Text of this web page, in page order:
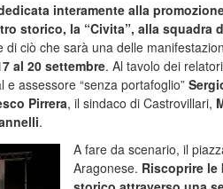
interamente alla
storico, la “Civita”, alla squadra
di ciò che sarà una delle
al 20 settembre. Al tavolo dei
assessore “senza portafoglio”
Pirrera, il sindaco di Castrovillari,
.
A fare da scenario, il
Aragonese. Riscoprire le